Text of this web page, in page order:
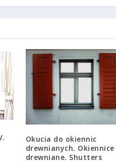
Okucia do okiennic
drewnianych. Okiennice
drewniane. Shutters